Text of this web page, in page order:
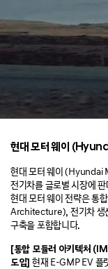
현대 모터 웨이
현대 모터 웨이 (Hyundai
전기차를 글로벌 시장에
현대 모터 웨이 전략은
Architecture), 전기차 생
구축을 포함합니다.
[통합 모듈러 아키텍
도입] 현재 E-GMP EV 플